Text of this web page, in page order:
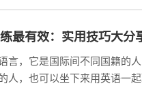
一定是增进感情的。为什么
最有效：实用技巧大分
言，它是国际间不同国籍的
人，也可以坐下来用英语一